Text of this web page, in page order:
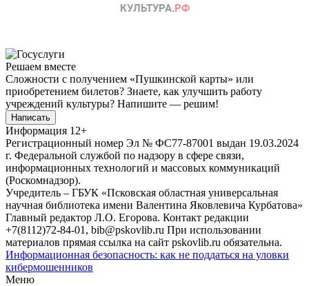
Решаем вместе
Сложности с получением «Пушкинской карты» или
приобретением билетов? Знаете, как улучшить работу
учреждений культуры? Напишите — решим!
Написать
Информация 12+
Регистрационный номер Эл № ФС77-87001 выдан 19.03.2024
г. Федеральной службой по надзору в сфере связи,
информационных технологий и массовых коммуникаций
(Роскомнадзор).
Учредитель – ГБУК «Псковская областная универсальная
научная библиотека имени Валентина Яковлевича Курбатова»
Главный редактор Л.О. Егорова. Контакт редакции
+7(8112)72-84-01, bib@pskovlib.ru При использовании
материалов прямая ссылка на сайт pskovlib.ru обязательна.
Информационная безопасность: как не поддаться на уловки
кибермошенников
Меню